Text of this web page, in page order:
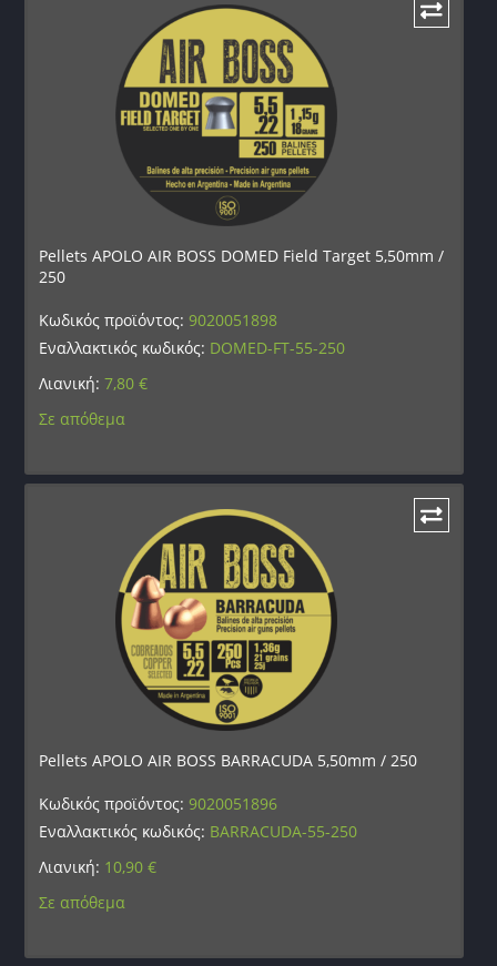
Pellets APOLO AIR BOSS DOMED Field Target 5,50mm /
250
Κωδικός προϊόντος:9020051898
Εναλλακτικός κωδικός: DOMED-FT-55-250
Λιανική:7,80€
Σε απόθεμα
Pellets APOLO AIR BOSS BARRACUDA 5,50mm / 250
Κωδικός προϊόντος:9020051896
Εναλλακτικός κωδικός: BARRACUDA-55-250
Λιανική: 10,90€
Σε απόθεμα